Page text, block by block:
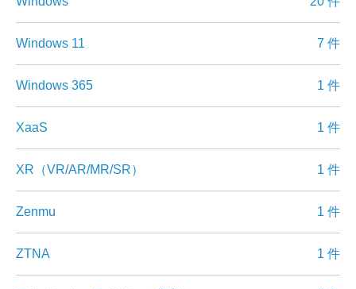
Windows 11 7 件
Windows 365 1 件
XaaS 1 件
XR（VR/AR/MR/SR） 1 件
Zenmu 1 件
ZTNA 1 件